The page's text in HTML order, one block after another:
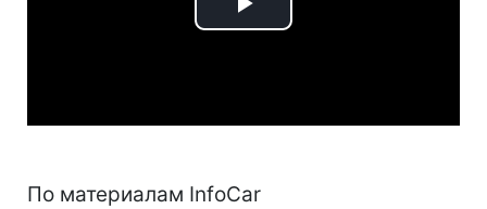
Play
По материалам InfoCar